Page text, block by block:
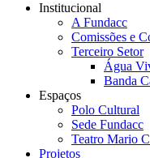
Institucional
A Fundacc
Comissões e
Terceiro Setor
Água
Banda
Espaços
Polo Cultural
Sede Fundacc
Teatro Mario
Projetos